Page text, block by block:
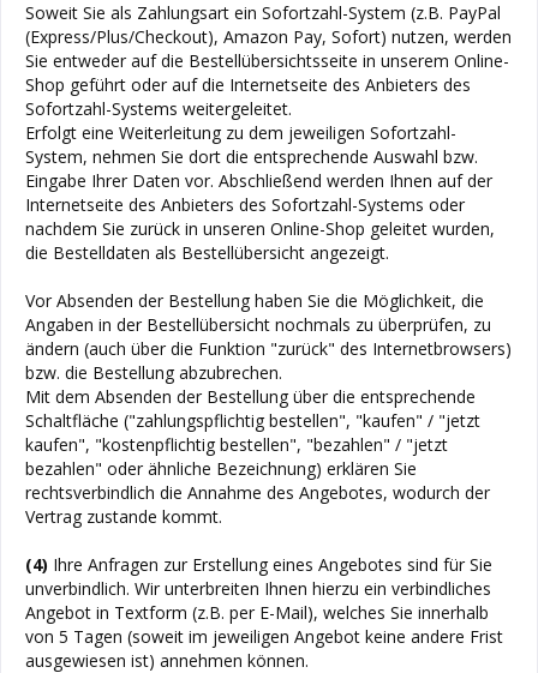
Soweit Sie als Zahlungsart ein Sofortzahl-System (z.B. PayPal
(Express/Plus/Checkout), Amazon Pay, Sofort) nutzen, werden
Sie entweder auf die Bestellübersichtsseite in unserem Online-
Shop geführt oder auf die Internetseite des Anbieters des
Sofortzahl-Systems weitergeleitet.
Erfolgt eine Weiterleitung zu dem jeweiligen Sofortzahl-
System, nehmen Sie dort die entsprechende Auswahl bzw.
Eingabe Ihrer Daten vor. Abschließend werden Ihnen auf der
Internetseite des Anbieters des Sofortzahl-Systems oder
nachdem Sie zurück in unseren Online-Shop geleitet wurden,
die Bestelldaten als Bestellübersicht angezeigt.
Vor Absenden der Bestellung haben Sie die Möglichkeit, die
Angaben in der Bestellübersicht nochmals zu überprüfen, zu
ändern (auch über die Funktion "zurück" des Internetbrowsers)
bzw. die Bestellung abzubrechen.
Mit dem Absenden der Bestellung über die entsprechende
Schaltfläche ("zahlungspflichtig bestellen", "kaufen" / "jetzt
kaufen", "kostenpflichtig bestellen", "bezahlen" / "jetzt
bezahlen" oder ähnliche Bezeichnung) erklären Sie
rechtsverbindlich die Annahme des Angebotes, wodurch der
Vertrag zustande kommt.
(4) Ihre Anfragen zur Erstellung eines Angebotes sind für Sie
unverbindlich. Wir unterbreiten Ihnen hierzu ein verbindliches
Angebot in Textform (z.B. per E-Mail), welches Sie innerhalb
von 5 Tagen (soweit im jeweiligen Angebot keine andere Frist
ausgewiesen ist) annehmen können.